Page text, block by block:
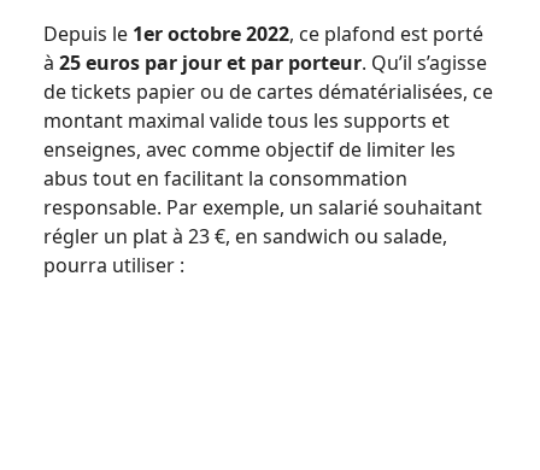
Depuis le 1er octobre 2022, ce plafond est porté
à 25 euros par jour et par porteur. Qu’il s’agisse
de tickets papier ou de cartes dématérialisées, ce
montant maximal valide tous les supports et
enseignes, avec comme objectif de limiter les
abus tout en facilitant la consommation
responsable. Par exemple, un salarié souhaitant
régler un plat à 23 €, en sandwich ou salade,
pourra utiliser :